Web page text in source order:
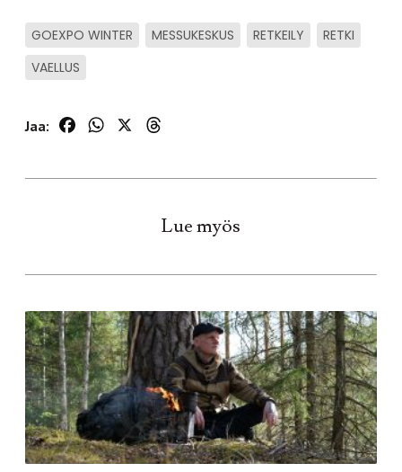
GOEXPO WINTER MESSUKESKUS RETKEILY
RETKI
VAELLUS
Jaa: FacebookWhatsApp
Lue myös